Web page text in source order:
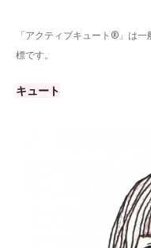
「アクティブキュート®」は
標です。
キュート